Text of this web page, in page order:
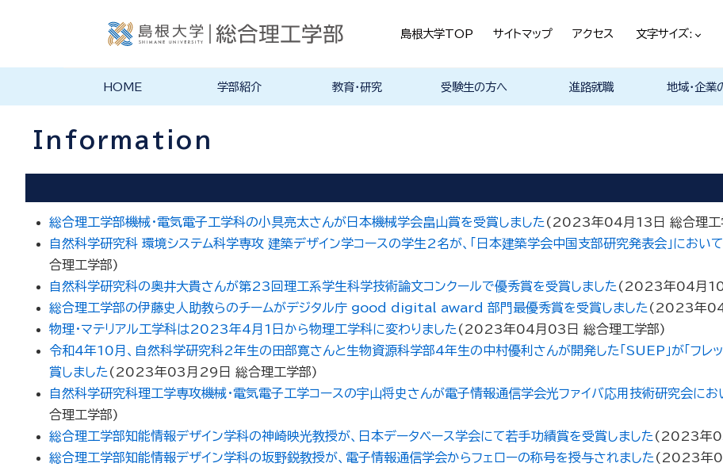
島根大学TOP サイトマップ アクセス 文字サイズ:
HOME 学部紹介 教育・研究 受験生の方へ 進路就職 地域・企業
Information
総合理工学部機械・電気電子工学科の小具亮太さんが日本機械学会畠山賞を受賞しました ( 2023年04月13日 総合理工
自然科学研究科 環境システム科学専攻 建築デザイン学コースの学生2名が、「日本建築学会中国支部研究発表会」におい
合理工学部)
自然科学研究科の奥井大貴さんが第23回理工系学生科学技術論文コンクールで優秀賞を受賞しました ( 2023年04月10
総合理工学部の伊藤史人助教らのチームがデジタル庁 good digital award 部門最優秀賞を受賞しました ( 2023年04
物理・マテリアル工学科は2023年4月1日から物理工学科に変わりました ( 2023年04月03日 総合理工学部)
令和4年10月、自然科学研究科2年生の田部寛さんと生物資源科学部4年生の中村優利さんが開発した「SUEP」が「フ
賞しました ( 2023年03月29日 総合理工学部)
自然科学研究科理工学専攻機械・電気電子工学コースの宇山将史さんが電子情報通信学会光ファイバ応用技術研究会に
合理工学部)
総合理工学部知能情報デザイン学科の神崎映光教授が、日本データベース学会にて若手功績賞を受賞しました ( 2023年
総合理工学部知能情報デザイン学科の坂野鋭教授が、電子情報通信学会からフェローの称号を授与されました ( 2023年